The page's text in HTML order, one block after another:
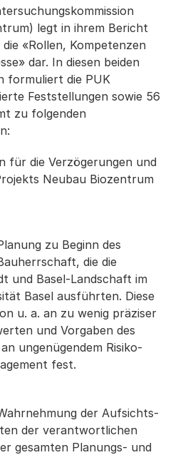
legt in ihrem Bericht
«Rollen, Kompetenzen
dar. In diesen beiden
formuliert die PUK
Feststellungen sowie 56
zu folgenden
für die Verzögerungen und
Neubau Biozentrum
zu Beginn des
die die
und Basel-Landschaft im
Basel ausführten. Diese
u. a. an zu wenig präziser
und Vorgaben des
ungenügendem Risiko-
fest.
der Aufsichts-
der verantwortlichen
gesamten Planungs- und